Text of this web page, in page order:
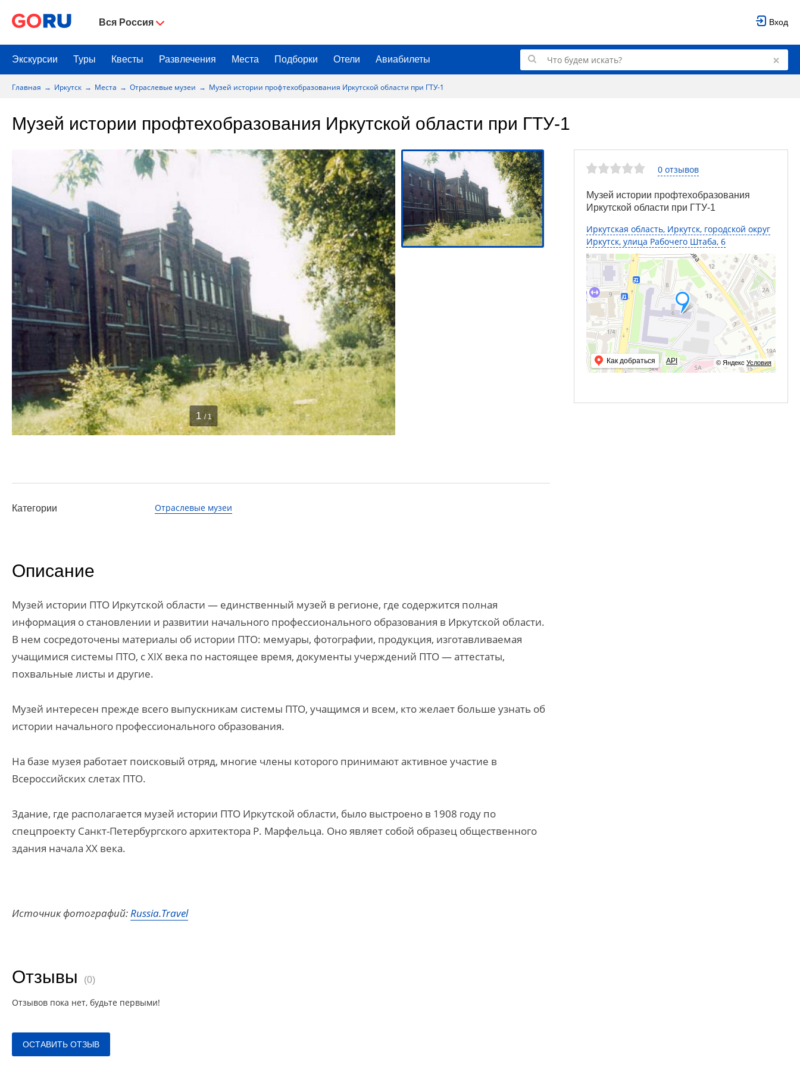
Вся Россия Вход
Экскурсии Туры Квесты Развлечения Места Подборки Отели Авиабилеты
Главная Иркутск Места Отраслевые музеи Музей истории профтехобразования Иркутской области при ГТУ-1
0 отзывов
Музей истории профтехобразования
Иркутской области при ГТУ-1
Иркутская область, Иркутск, городской округ
Иркутск, улица Рабочего Штаба, 6
© Яндекс Условия
Как добраться API
Музей истории профтехобразования Иркутской области при ГТУ-1
1 / 1
Категории Отраслевые музеи
Описание
Музей истории ПТО Иркутской области — единственный музей в регионе, где содержится полная
информация о становлении и развитии начального профессионального образования в Иркутской области.
В нем сосредоточены материалы об истории ПТО: мемуары, фотографии, продукция, изготавливаемая
учащимися системы ПТО, с XIX века по настоящее время, документы учерждений ПТО — аттестаты,
похвальные листы и другие.
Музей интересен прежде всего выпускникам системы ПТО, учащимся и всем, кто желает больше узнать об
истории начального профессионального образования.
На базе музея работает поисковый отряд, многие члены которого принимают активное участие в
Всероссийских слетах ПТО.
Здание, где располагается музей истории ПТО Иркутской области, было выстроено в 1908 году по
спецпроекту Санкт-Петербургского архитектора Р. Марфельца. Оно являет собой образец общественного
здания начала XX века.
Источник фотографий:Russia.Travel
Отзывы (0)
Отзывов пока нет, будьте первыми!
ОСТАВИТЬ ОТЗЫВ